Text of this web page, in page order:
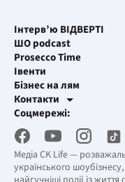
Медіа CK Life —
українського
Інтерв’ю ВІДВЕРТІ
ШО podcast
Prosecco Time
Івенти
Бізнес на лям
Контакти
Рекламні інтеграції
Робоча пошта
Соцмережі: